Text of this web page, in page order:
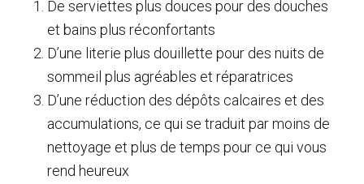
De serviettes plus douces pour des douches
et bains plus réconfortants
D’une literie plus douillette pour des nuits de
sommeil plus agréables et réparatrices
D’une réduction des dépôts calcaires et des
accumulations, ce qui se traduit par moins de
nettoyage et plus de temps pour ce qui vous
rend heureux